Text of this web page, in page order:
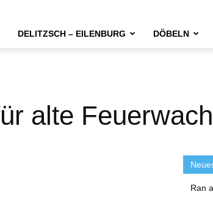
DELITZSCH – EILENBURG DÖBELN
alte
Ran